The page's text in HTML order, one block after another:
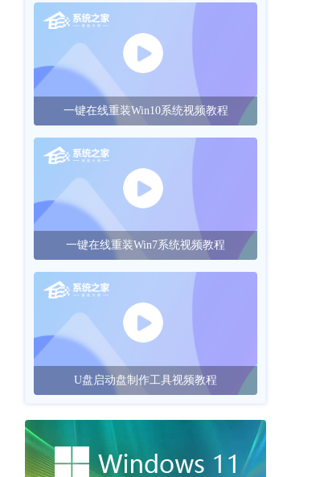
一键在线重装Win10系统视频教程
一键在线重装Win7系统视频教程
U盘启动盘制作工具视频教程